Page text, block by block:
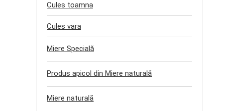
Cules toamna
Cules vara
Miere Specială
Produs apicol din Miere naturală
Miere naturală